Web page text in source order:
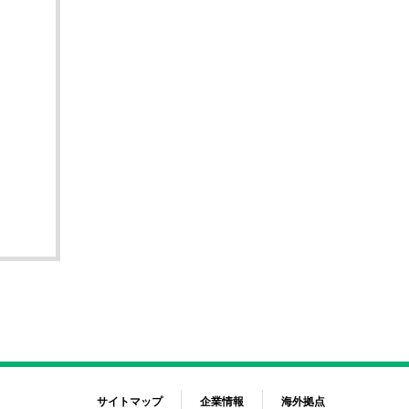
サイトマップ 企業情報 海外拠点